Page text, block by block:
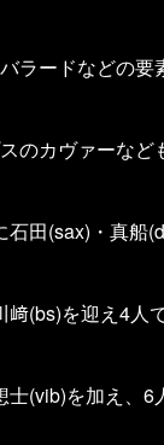
ラードなどの要
のカヴァーなど
石田(sax)・真船
(bs)を迎え4人
(vib)を加え、6